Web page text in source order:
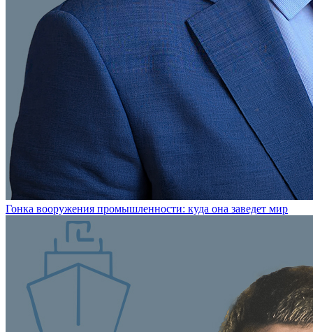
Гонка вооружения промышленности: куда она заведет мир